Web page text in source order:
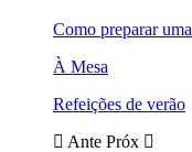
Como preparar
À Mesa
Refeições de verão
Ante Próx